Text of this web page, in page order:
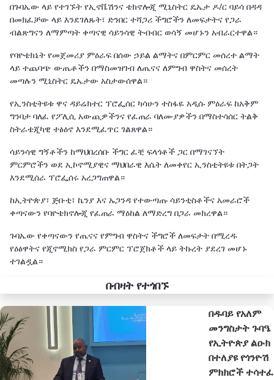
በጉባኤው ላይ የተገኙት የኢኖቬሽንና ቴክኖሎጂ ሚኒስትር ዴኤታ ዶ/ር ባይሳ በዳዳ
በመክፈቻው ላይ እንደገለጹት፣ ድንበር ተሻጋሪ ችግሮችን ለመፍታትና የጋራ
ብልጽግናን ለማምጣት ቀጣናዊ ሳይንሳዊ ትብብር ወሳኝ መሆኑን አብራርተዋል።
የባዮቴክኔት የመጀመሪያ ምዕራፍ በሰው ኃይል ልማትና በምርምር መሰረተ ልማት
ላይ ተጨባጭ ውጤቶችን በማስመዝገብ ለጤናና ለምግብ ዋስትና መሰረት
መጣሉን ሚኒስትር ዴኤታው አስታውሰዋል።
የኢንስቲትዩቱ ዋና ዳይሬክተር ፕሮፌሰር ካሳሁን ተስፋዬ አዲሱ ምዕራፍ ከአቅም
ግንባታ ባለፈ የፖሊሲ አውጪዎችንና የፈጠራ ባለሙያዎችን በማስተሳሰር ትልቅ
ስትራቴጂካዊ ተፅዕኖ እንደሚፈጥር ገልጸዋል።
ሳይንሳዊ ግኝቶችን ከማህበረሰቡ ችግር ፈቺ ፍላጎቶች ጋር በማገናኘት
ምርምሮችን ወደ ኢኮኖሚያዊና ማህበራዊ እሴት ለመቀየር ኢንስቲትዩቱ በትጋት
እንደሚሰራ ፕሮፌሰሩ አረጋግጠዋል።
ከኢትዮጵያ፣ ጅቡቲ፣ ኬንያ እና ኡጋንዳ የተውጣጡ ሳይንቲስቶችና አመራሮች
ቀጣናውን የባዮቴክኖሎጂ የፈጠራ ማዕከል ለማድረግ በጋራ መክረዋል።
ጉባኤው የቀጣናውን የጤናና የምግብ ዋስትና ችግሮች ለመፍታት በሚረዱ
የዕፅዋትና የጂኖሚክስ የጋራ ምርምር ፕሮጀክቶች ላይ ትኩረት ያደረገ መሆኑ
ተገልዷል።
በብዛት የተጎበኙ
በዱባይ የአለም
መንግስታት ጉባዔ
የኢትዮጵያ ልዑክ
በተለያዩ የጎንዮሽ
ምክክሮች ተሳተፈ